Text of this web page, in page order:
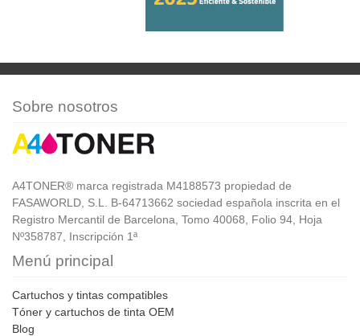
Sobre nosotros
A4TONER® marca registrada M4188573 propiedad de
FASAWORLD, S.L. B-64713662 sociedad española inscrita en el
Registro Mercantil de Barcelona, Tomo 40068, Folio 94, Hoja
Nº358787, Inscripción 1ª
Menú principal
Cartuchos y tintas compatibles
Tóner y cartuchos de tinta OEM
Blog